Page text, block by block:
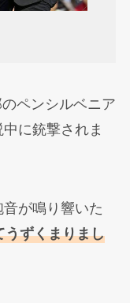
ペンシルベニア
に銃撃されま
が鳴り響いた
うずくまりまし